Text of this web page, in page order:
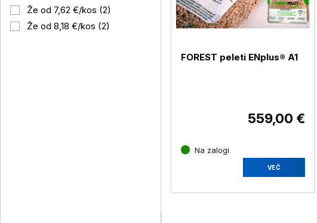
Že od 7,62 €/kos (2)
Že od 8,18 €/kos (2)
FOREST peleti ENplus® A1
559,00 €
Na zalogi
VEČ